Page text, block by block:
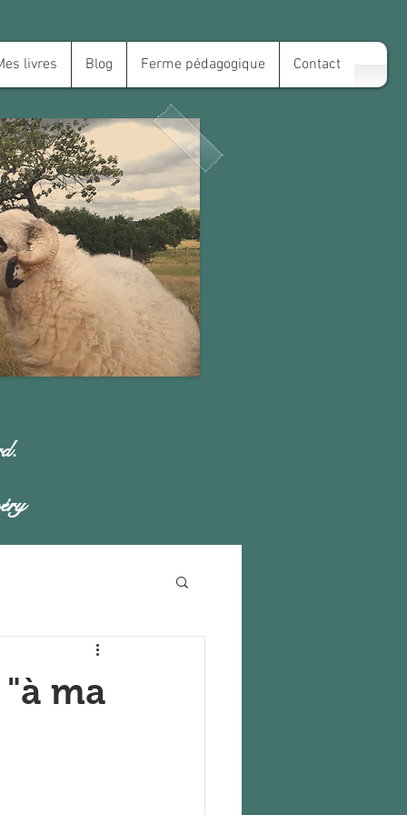
livres Blog Ferme pédagogique Contact
ma